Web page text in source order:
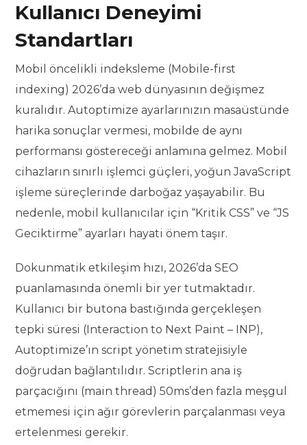
Kullanıcı Deneyimi
Standartları
Mobil öncelikli indeksleme (Mobile-first
indexing) 2026’da web dünyasının değişmez
kuralıdır. Autoptimize ayarlarınızın masaüstünde
harika sonuçlar vermesi, mobilde de aynı
performansı göstereceği anlamına gelmez. Mobil
cihazların sınırlı işlemci güçleri, yoğun JavaScript
işleme süreçlerinde darboğaz yaşayabilir. Bu
nedenle, mobil kullanıcılar için “Kritik CSS” ve “JS
Geciktirme” ayarları hayati önem taşır.
Dokunmatik etkileşim hızı, 2026’da SEO
puanlamasında önemli bir yer tutmaktadır.
Kullanıcı bir butona bastığında gerçekleşen
tepki süresi (Interaction to Next Paint – INP),
Autoptimize’ın script yönetim stratejisiyle
doğrudan bağlantılıdır. Scriptlerin ana iş
parçacığını (main thread) 50ms’den fazla meşgul
etmemesi için ağır görevlerin parçalanması veya
ertelenmesi gerekir.